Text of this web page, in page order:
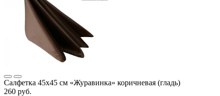
Салфетка 45х45 см «Журавинка» коричневая (гладь)
260 руб.